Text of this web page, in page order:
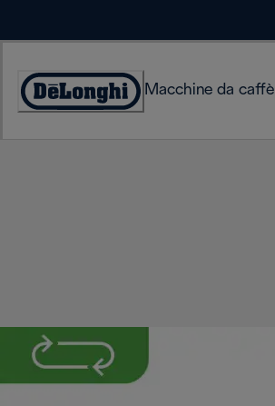
Accessibility
Macchine da caffè